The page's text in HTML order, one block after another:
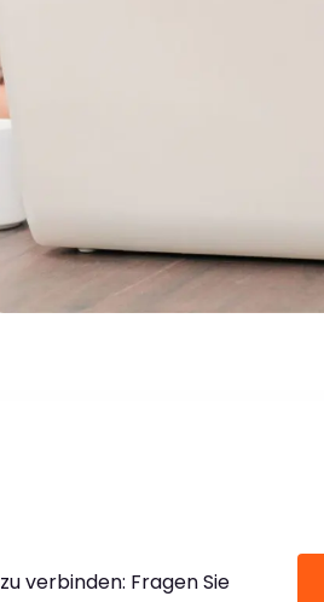
zu verbinden: Fragen Sie